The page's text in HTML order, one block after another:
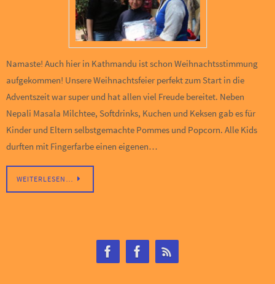
Namaste! Auch hier in Kathmandu ist schon Weihnachtsstimmung
aufgekommen! Unsere Weihnachtsfeier perfekt zum Start in die
Adventszeit war super und hat allen viel Freude bereitet. Neben
Nepali Masala Milchtee, Softdrinks, Kuchen und Keksen gab es für
Kinder und Eltern selbstgemachte Pommes und Popcorn. Alle Kids
durften mit Fingerfarbe einen eigenen…
WEITERLESEN…